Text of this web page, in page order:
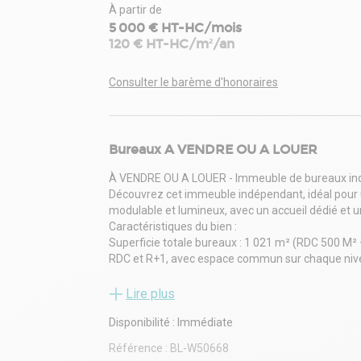
À partir de
5 000 € HT-HC/mois
120 € HT-HC/m²/an
Consulter le barème d'honoraires
Bureaux A VENDRE OU A LOUER
À VENDRE OU A LOUER - Immeuble de bureaux
Découvrez cet immeuble indépendant, idéal
modulable et lumineux, avec un accueil dédié et
Caractéristiques du bien :
Superficie totale bureaux : 1 021 m² (RDC 500 M²
RDC et R+1, avec espace commun sur chaque
Parking privatif : 34 places, facilitant l'accès et le
Parking Vélo
Confort thermique : chauffage et climatisation
Lire plus
Disponibilité : Immédiate
Référence : BL-W50668